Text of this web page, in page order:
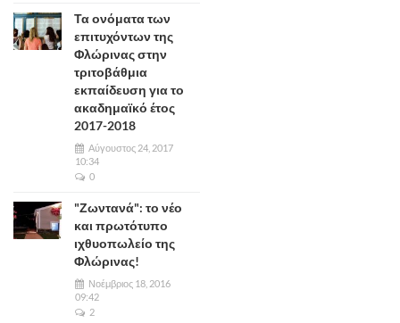
Τα ονόματα των
επιτυχόντων της
Φλώρινας στην
τριτοβάθμια
εκπαίδευση για το
ακαδημαϊκό έτος
2017-2018
Αύγουστος 24, 2017
10:34
0
"Ζωντανά": το νέο
και πρωτότυπο
ιχθυοπωλείο της
Φλώρινας!
Νοέμβριος 18, 2016
09:42
2